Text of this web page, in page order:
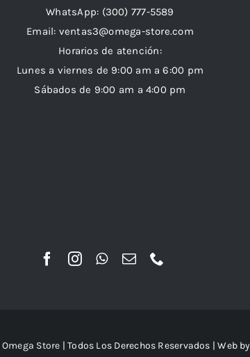
WhatsApp: (300) 777-5589
Email: ventas3@omega-store.com
Horarios de atención:
Lunes a viernes de 9:00 am a 6:00 pm
Sábados de 9:00 am a 4:00 pm
Omega Store | Todos Los Derechos Reservados | Web by